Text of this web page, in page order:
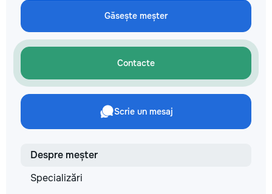
не включается? Не спешите
покупать новую! Спасем ваш
бюджет.
✔ Обучение
Găsește meșter
Contacte
Scrie un mesaj
Despre meșter
Specializări